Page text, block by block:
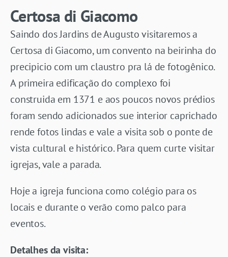
Certosa di Giacomo
Saindo dos Jardins de Augusto visitaremos a
Certosa di Giacomo, um convento na beirinha do
precipicio com um claustro pra lá de fotogênico.
A primeira edificação do complexo foi
construida em 1371 e aos poucos novos prédios
foram sendo adicionados sue interior caprichado
rende fotos lindas e vale a visita sob o ponte de
vista cultural e histórico. Para quem curte visitar
igrejas, vale a parada.
Hoje a igreja funciona como colégio para os
locais e durante o verão como palco para
eventos.
Detalhes da visita: